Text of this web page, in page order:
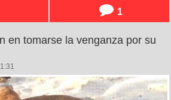
1
en tomarse la venganza por su